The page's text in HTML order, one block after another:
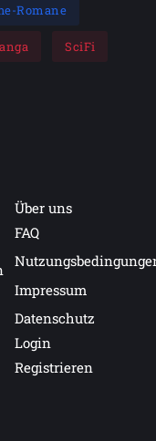
Romane
SciFi
Über uns
FAQ
Impressum
Datenschutz
Login
Registrieren